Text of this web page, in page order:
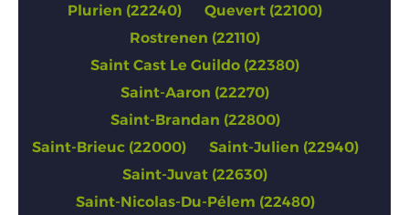
Plurien (22240)
Quevert (22100)
Rostrenen (22110)
Saint Cast Le Guildo (22380)
Saint-Aaron (22270)
Saint-Brandan (22800)
Saint-Brieuc (22000)
Saint-Julien (22940)
Saint-Juvat (22630)
Saint-Nicolas-Du-Pélem (22480)